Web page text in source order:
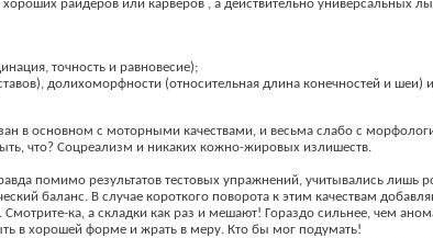
райдеров или карверов , а действительно универсальных
точность и равновесие);
долихоморфности (относительная длина конечностей и
в основном с моторными качествами, и весьма слабо с
что? Соцреализм и никаких кожно-жировых излишеств.
помимо результатов тестовых упражнений, учитывались лишь
баланс. В случае короткого поворота к этим качествам
ка, а складки как раз и мешают! Гораздо сильнее, чем
в хорошей форме и жрать в меру. Кто бы мог подумать!